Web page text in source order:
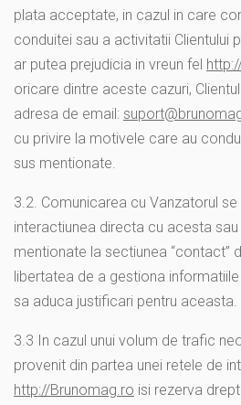
plata acceptate, in cazul in care
conduitei sau a activitatii Clientului
ar putea prejudicia in vreun fel
oricare dintre aceste cazuri,
adresa de email:
cu privire la motivele care au
sus mentionate.
3.2. Comunicarea cu Vanzatorul
interactiunea directa cu acesta sau
mentionate la sectiunea “contact”
libertatea de a gestiona
sa aduca justificari pentru aceasta.
3.3 In cazul unui volum de trafic
provenit din partea unei retele de
http://Brunomag.ro isi rezerva